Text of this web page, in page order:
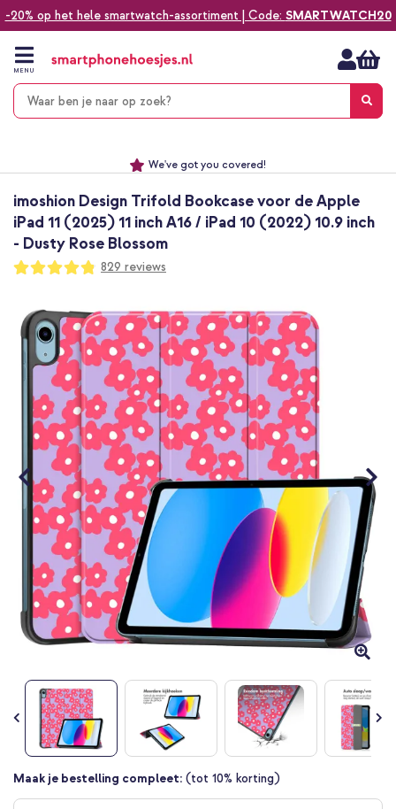
-20% op het hele smartwatch-assortiment | Code: SMARTWATCH20
naar
inhoud
MENU
Alles voor jouw telefoon, tablet, smartwatch of laptop
We've got you covered!
imoshion Design Trifold Bookcase voor de Apple
iPad 11 (2025) 11 inch A16 / iPad 10 (2022) 10.9 inch
- Dusty Rose Blossom
Waardering:
96
100
829 reviews
naar
het
einde
van
de
afbeeldingen-
gallerij
Ga
Maak je bestelling compleet: (tot 10% korting)